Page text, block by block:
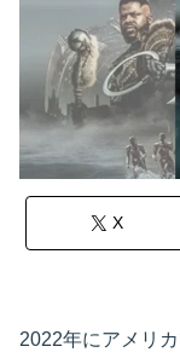
X
2022年にアメリ